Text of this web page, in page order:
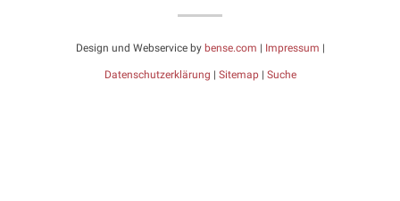
Design und Webservice by bense.com | Impressum |
Datenschutzerklärung | Sitemap| Suche